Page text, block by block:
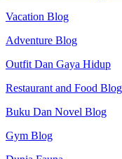
Vacation Blog
Adventure Blog
Outfit Dan Gaya Hidup
Restaurant and Food Blog
Buku Dan Novel Blog
Gym Blog